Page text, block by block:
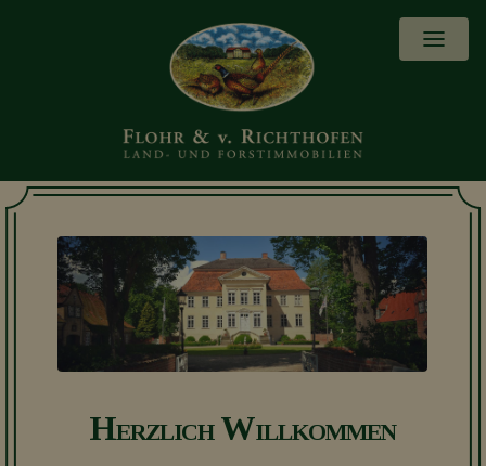
Herzlich Willkommen